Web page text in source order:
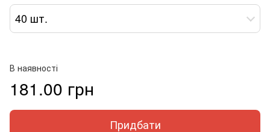
40 шт.
В наявності
181.00 грн
Придбати